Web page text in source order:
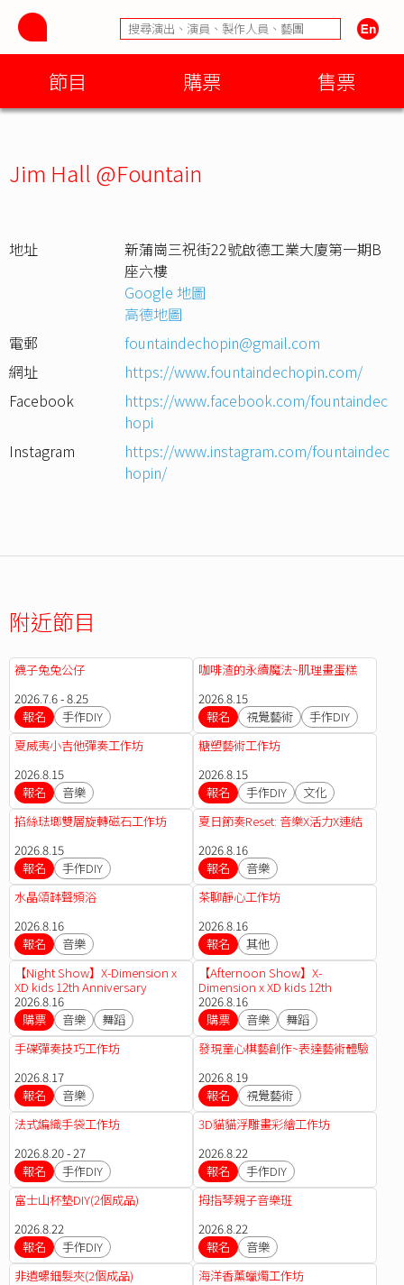
節目 購票 售票
Jim Hall @Fountain
地址
新蒲崗三祝街22號啟德工業大廈第一期B
座六樓
Google 地圖
高德地圖
電郵
fountaindechopin@gmail.com
網址
https://www.fountaindechopin.com/
Facebook
https://www.facebook.com/fountaindec
hopi
Instagram
https://www.instagram.com/fountaindec
hopin/
附近節目
襪子兔兔公仔
2026.7.6 - 8.25
報名
手作DIY
咖啡渣的永續魔法~肌理畫蛋糕
2026.8.15
報名
視覺藝術
手作DIY
夏威夷小吉他彈奏工作坊
2026.8.15
報名
音樂
糖塑藝術工作坊
2026.8.15
報名
手作DIY
文化
掐絲琺瑯雙層旋轉磁石工作坊
2026.8.15
報名
手作DIY
夏日節奏Reset: 音樂X活力X連結
2026.8.16
報名
音樂
水晶頌缽聲頻浴
2026.8.16
報名
音樂
茶聊靜心工作坊
2026.8.16
報名
其他
【Night Show】X-Dimension x
XD kids 12th Anniversary
Showcase 2026
2026.8.16
購票
音樂 舞蹈
【Afternoon Show】X-
Dimension x XD kids 12th
Anniversary Showcase 2026
2026.8.16
購票
音樂
舞蹈
手碟彈奏技巧工作坊
2026.8.17
報名
音樂
發現童心棋藝創作~表達藝術體驗
2026.8.19
報名
視覺藝術
法式編織手袋工作坊
2026.8.20 - 27
報名
手作DIY
3D貓貓浮雕畫彩繪工作坊
2026.8.22
報名
手作DIY
富士山杯墊DIY(2個成品)
2026.8.22
報名
手作DIY
拇指琴親子音樂班
2026.8.22
報名
音樂
非遺螺鈿髮夾(2個成品)
海洋香薰蠟燭工作坊